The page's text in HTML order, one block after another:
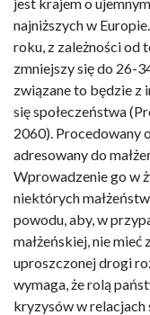
najniższych w
roku, z zależności od
zmniejszy się do 26-
związane to będzie z
się społeczeństwa
2060). Procedowany
adresowany do
Wprowadzenie go w
niektórych
powodu, aby, w
małżeńskiej, nie
uproszczonej drogi
wymaga, że rolą
kryzysów w relacjach